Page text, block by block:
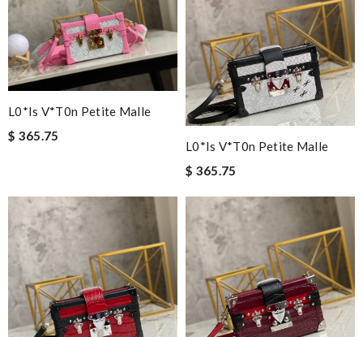
L0*is V*t0n Petite Malle
$ 365.75
L0*is V*t0n Petite Malle
$ 365.75